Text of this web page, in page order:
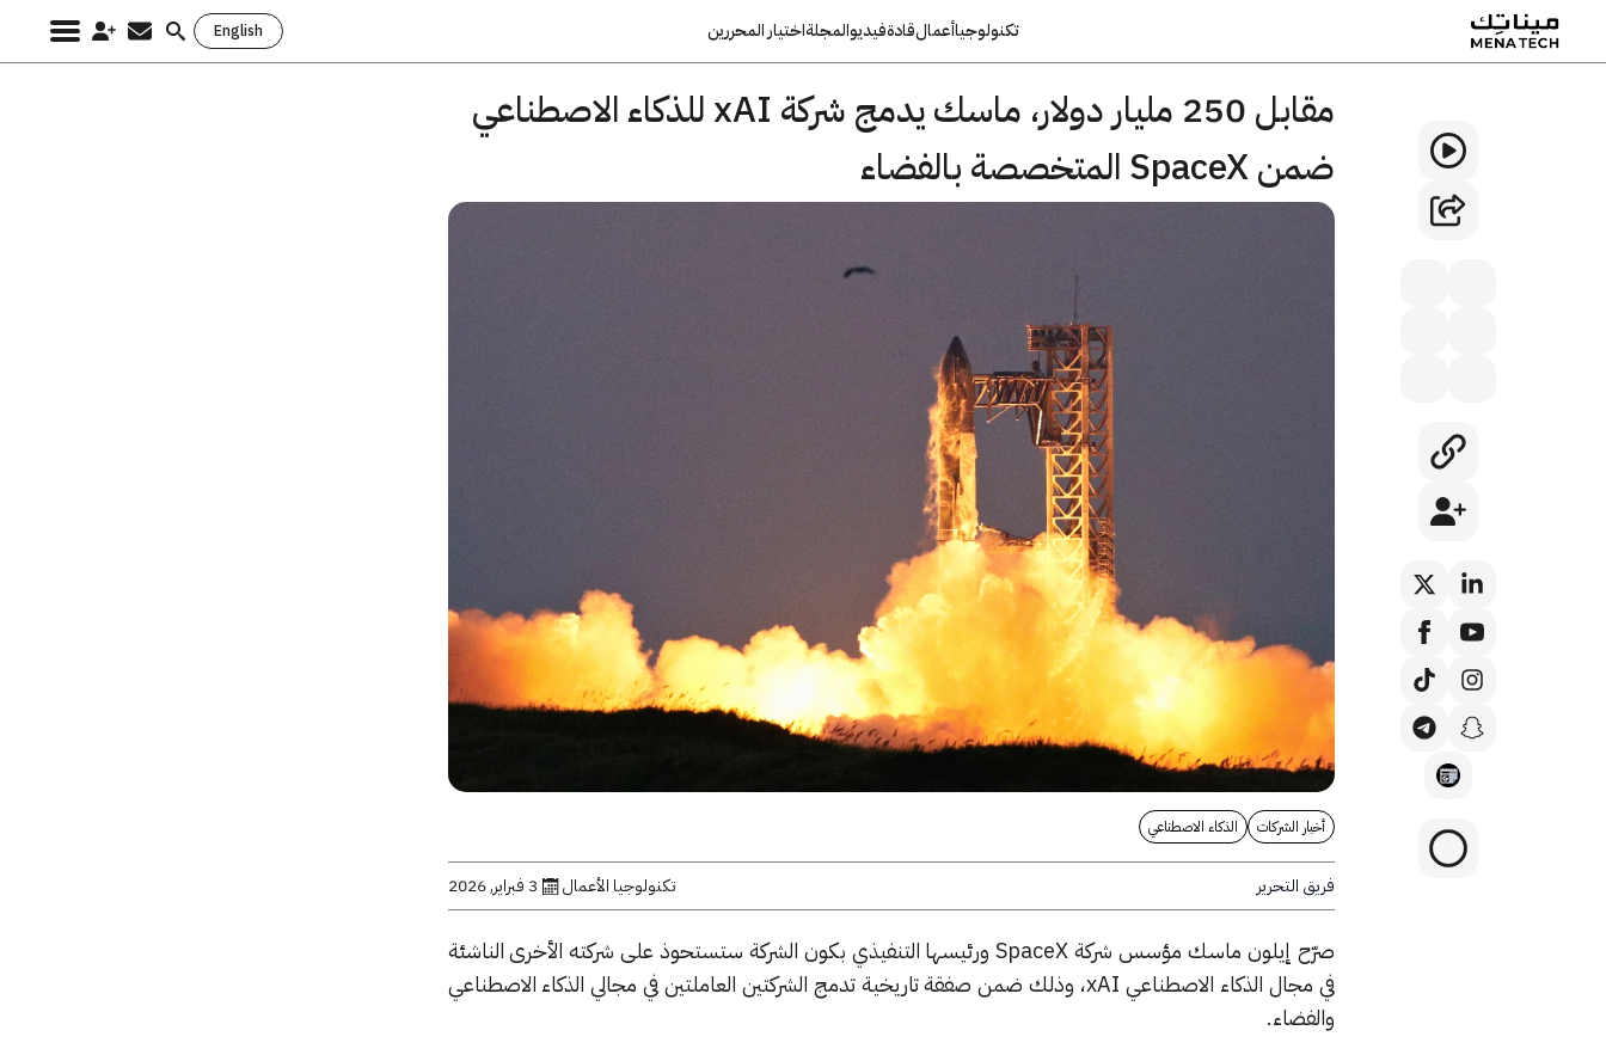
تكنولوجياأعمالقادةفيديوالمجلةاختيار المحررين English
Search
مقابل 250 مليار دولار، ماسك يدمج شركة xAI للذكاء الاصطناعي
ضمن SpaceX المتخصصة بالفضاء
أخبار الشركات الذكاء الاصطناعي
فريق التحرير تكنولوجيا الأعمال 3 فبراير, 2026
صرّح إيلون ماسك مؤسس شركة SpaceX ورئيسها التنفيذي بكون الشركة ستستحوذ على شركته الأخرى الناشئة
في مجال الذكاء الاصطناعي xAI، وذلك ضمن صفقة تاريخية تدمج الشركتين العاملتين في مجالي الذكاء الاصطناعي
والفضاء.